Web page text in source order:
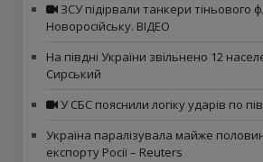
ЗСУ підірвали танкери тіньового
Новоросійську. ВІДЕО
На півдні України звільнено 12
Сирський
У СБС пояснили логіку ударів по
Україна паралізувала майже
експорту Росії – Reuters